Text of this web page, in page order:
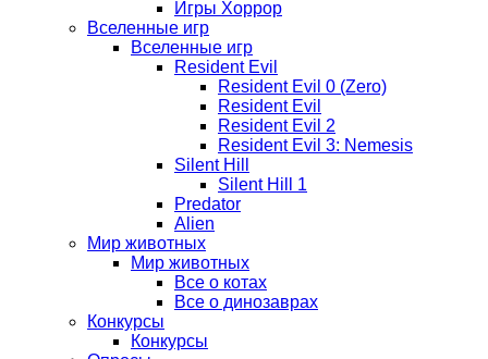
Игры Хоррор
Вселенные игр
Вселенные игр
Resident Evil
Resident Evil 0 (Zero)
Resident Evil
Resident Evil 2
Resident Evil 3: Nemesis
Silent Hill
Silent Hill 1
Predator
Alien
Мир животных
Мир животных
Все о котах
Все о динозаврах
Конкурсы
Конкурсы